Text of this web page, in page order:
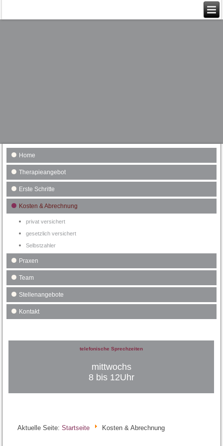
Home
Therapieangebot
Erste Schritte
Kosten & Abrechnung
privat versichert
gesetzlich versichert
Selbstzahler
Praxen
Team
Stellenangebote
Kontakt
telefonische Sprechzeiten
mittwochs
8 bis 12Uhr
Aktuelle Seite:Startseite Kosten & Abrechnung